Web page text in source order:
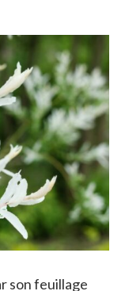
son feuillage